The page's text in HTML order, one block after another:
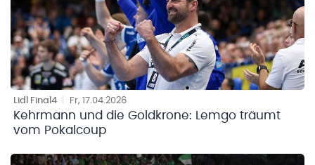
Lidl Final4 Fr, 17.04.2026
Kehrmann und die Goldkrone: Lemgo träumt
vom Pokalcoup